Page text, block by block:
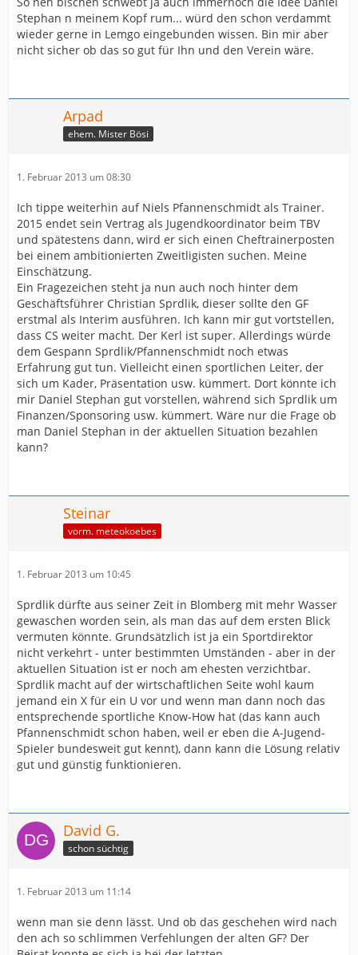
Stephan n meinem Kopf rum... würd den schon verdammt
wieder gerne in Lemgo eingebunden wissen. Bin mir aber
nicht sicher ob das so gut für Ihn und den Verein wäre.
Arpad
ehem. Mister Bösi
1. Februar 2013 um 08:30
Ich tippe weiterhin auf Niels Pfannenschmidt als Trainer.
2015 endet sein Vertrag als Jugendkoordinator beim TBV
und spätestens dann, wird er sich einen Cheftrainerposten
bei einem ambitionierten Zweitligisten suchen. Meine
Einschätzung.
Ein Fragezeichen steht ja nun auch noch hinter dem
Geschäftsführer Christian Sprdlik, dieser sollte den GF
erstmal als Interim ausführen. Ich kann mir gut vortstellen,
dass CS weiter macht. Der Kerl ist super. Allerdings würde
dem Gespann Sprdlik/Pfannenschmidt noch etwas
Erfahrung gut tun. Vielleicht einen sportlichen Leiter, der
sich um Kader, Präsentation usw. kümmert. Dort könnte ich
mir Daniel Stephan gut vorstellen, während sich Sprdlik um
Finanzen/Sponsoring usw. kümmert. Wäre nur die Frage ob
man Daniel Stephan in der aktuellen Situation bezahlen
kann?
Steinar
vorm. meteokoebes
1. Februar 2013 um 10:45
Sprdlik dürfte aus seiner Zeit in Blomberg mit mehr Wasser
gewaschen worden sein, als man das auf dem ersten Blick
vermuten könnte. Grundsätzlich ist ja ein Sportdirektor
nicht verkehrt - unter bestimmten Umständen - aber in der
aktuellen Situation ist er noch am ehesten verzichtbar.
Sprdlik macht auf der wirtschaftlichen Seite wohl kaum
jemand ein X für ein U vor und wenn man dann noch das
entsprechende sportliche Know-How hat (das kann auch
Pfannenschmidt schon haben, weil er eben die A-Jugend-
Spieler bundesweit gut kennt), dann kann die Lösung relativ
gut und günstig funktionieren.
David G.
schon süchtig
1. Februar 2013 um 11:14
wenn man sie denn lässt. Und ob das geschehen wird nach
den ach so schlimmen Verfehlungen der alten GF? Der